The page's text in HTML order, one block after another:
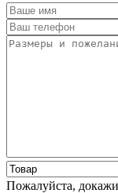
Пожалуйста,